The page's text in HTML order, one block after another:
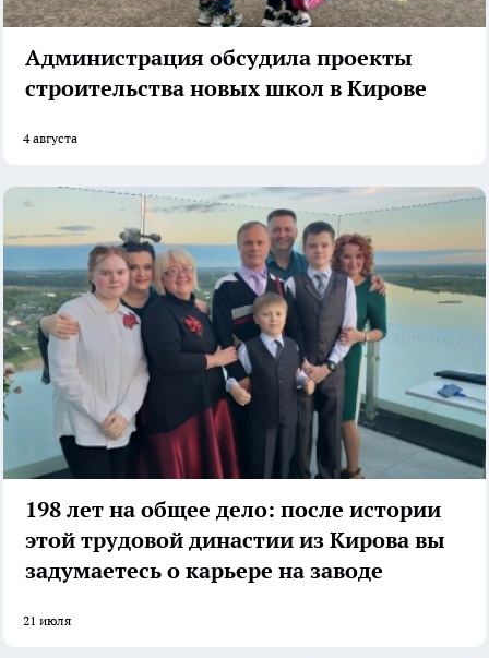
Администрация обсудила проекты
строительства новых школ в Кирове
4 августа
198 лет на общее дело: после истории
этой трудовой династии из Кирова вы
задумаетесь о карьере на заводе
21 июля